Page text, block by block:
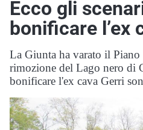
Ecco gli
bonificare l’ex
La Giunta ha varato il Piano
rimozione del Lago nero di
bonificare l'ex cava Gerri